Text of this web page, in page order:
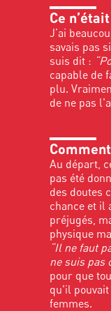
Ce
J’ai
savais pas
suis dit :
capable de
plu.
de ne pas
Au départ,
pas été
des doutes
chance et il
préjugés,
physique
“Il ne faut
ne suis pas
pour que
qu'il
femmes.